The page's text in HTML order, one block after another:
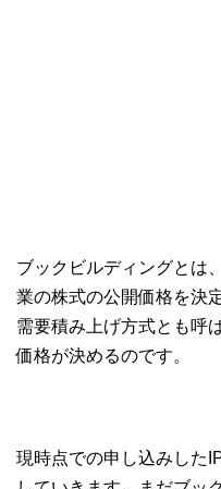
ブックビルディングとは
業の株式の公開価格を決
需要積み上げ方式とも呼
価格が決めるのです。
現時点での申し込みした